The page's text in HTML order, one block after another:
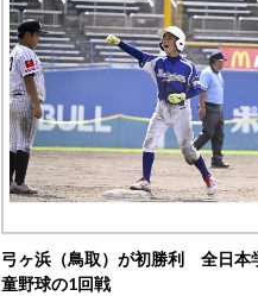
弓ヶ浜（鳥取）が初勝利 全日本
童野球の1回戦